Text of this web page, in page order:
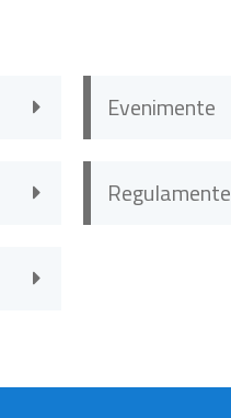
Evenimente
Regulamente